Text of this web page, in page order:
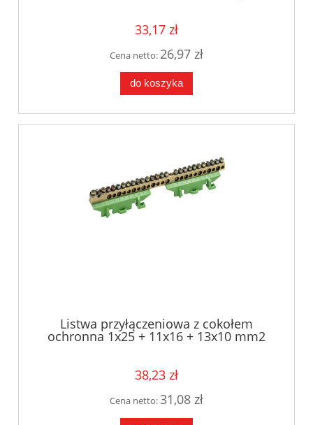
33,17 zł
Cena netto: 26,97 zł
do koszyka
Listwa przyłączeniowa z cokołem
ochronna 1x25 + 11x16 + 13x10 mm2
38,23 zł
Cena netto:31,08 zł